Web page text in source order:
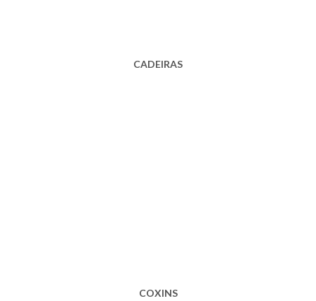
CADEIRAS
COXINS